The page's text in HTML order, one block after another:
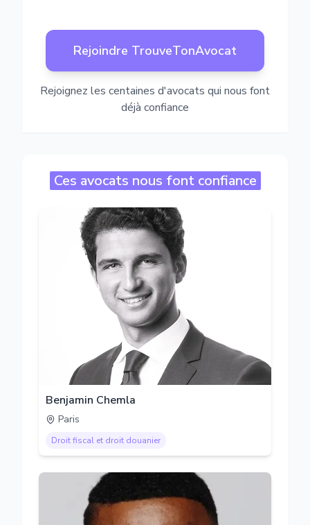
Rejoindre TrouveTonAvocat
Rejoignez les centaines d'avocats qui nous font
déjà confiance
Ces avocats nous font confiance
Benjamin Chemla
Paris
Droit fiscal et droit douanier